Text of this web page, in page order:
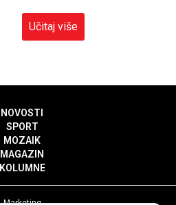
Učitaj više
NOVOSTI
SPORT
MOZAIK
MAGAZIN
KOLUMNE
Marketing